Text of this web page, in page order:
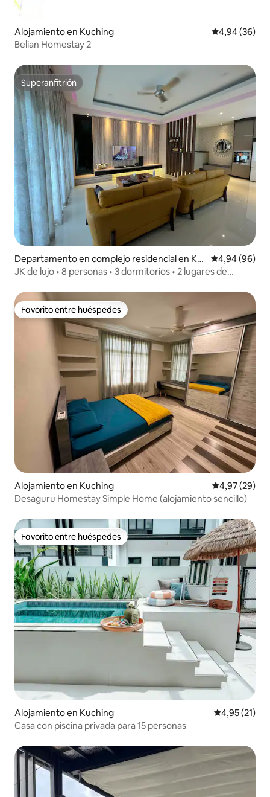
Alojamiento en Kuching Calificación
4,94 (36)
Belian Homestay 2
Superanfitrión
Superanfitrión
Departamento en complejo residencial en Ku
ching
Calificación
4,94 (96)
JK de lujo • 8 personas • 3 dormitorios • 2 lugares de
Favorito entre huéspedes
Favorito entre huéspedes
Alojamiento en Kuching Calificación
4,97 (29)
Desaguru Homestay Simple Home (alojamiento sencillo)
Favorito entre huéspedes
Favorito entre huéspedes
Alojamiento en Kuching Calificación
4,95 (21)
Casa con piscina privada para 15 personas